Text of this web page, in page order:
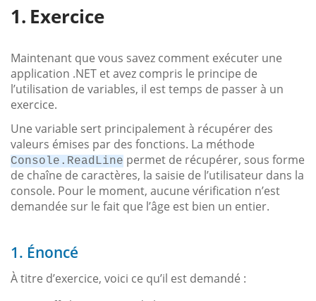
Exercice
Maintenant que vous savez comment exécuter une
application .NET et avez compris le principe de
l’utilisation de variables, il est temps de passer à un
exercice.
Une variable sert principalement à récupérer des
valeurs émises par des fonctions. La méthode
Console.ReadLine permet de récupérer, sous forme
de chaîne de caractères, la saisie de l’utilisateur dans la
console. Pour le moment, aucune vérification n’est
demandée sur le fait que l’âge est bien un entier.
1. Énoncé
À titre d’exercice, voici ce qu’il est demandé :